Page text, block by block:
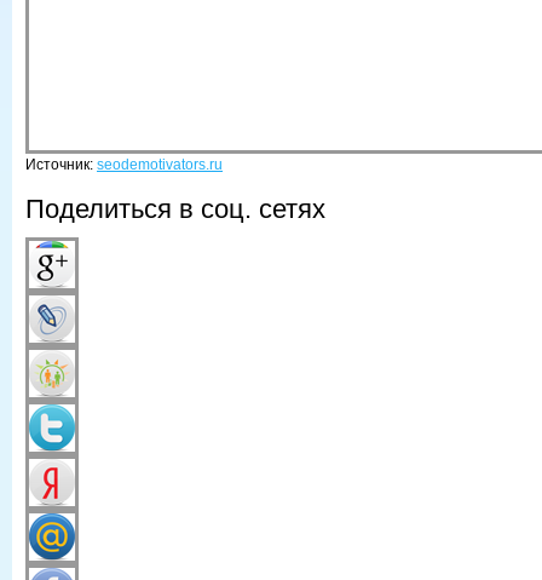
Источник: seodemotivators.ru
Поделиться в соц. сетях